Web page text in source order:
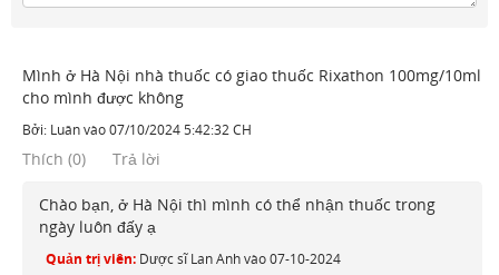
Mình ở Hà Nội nhà thuốc có giao thuốc Rixathon 100mg/10ml
cho mình được không
Bởi: Luânvào07/10/2024 5:42:32 CH
Thích (0) Trả lời
Chào bạn, ở Hà Nội thì mình có thể nhận thuốc trong
ngày luôn đấy ạ
Quản trị viên: Dược sĩ Lan Anhvào07-10-2024